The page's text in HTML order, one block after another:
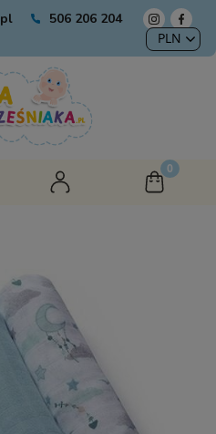
506 206 204